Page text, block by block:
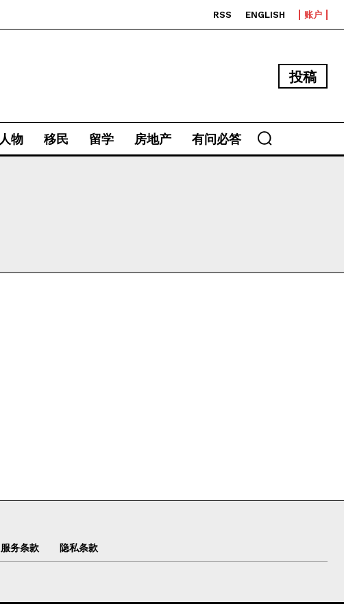
RSS ENGLISH 账户
投稿
人物 移民 留学 房地产 有问必答
服务条款 隐私条款